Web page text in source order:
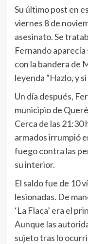
Su último post en
viernes 8 de
asesinato. Se
Fernando
con la bandera de
leyenda “Hazlo, y
Un día después,
municipio de
Cerca de las 21:30
armados irrumpió
fuego contra las
su interior.
El saldo fue de 10
lesionadas. De
‘La Flaca’ era el
Aunque las
sujeto tras lo